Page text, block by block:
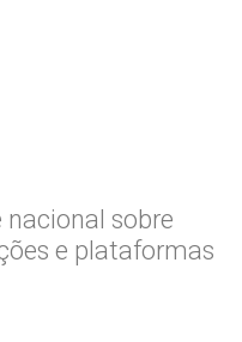
nacional sobre
e plataformas